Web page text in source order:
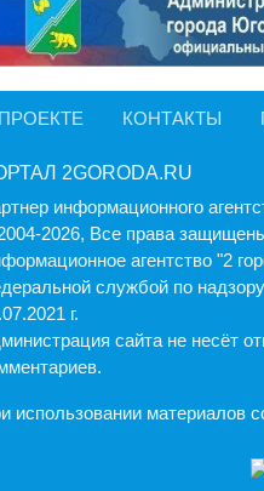
КОНТАКТЫ
2GORODA.RU
информационного
2026, Все права
агентство "2
службой по
г.
cайта не несёт
использовании материалов